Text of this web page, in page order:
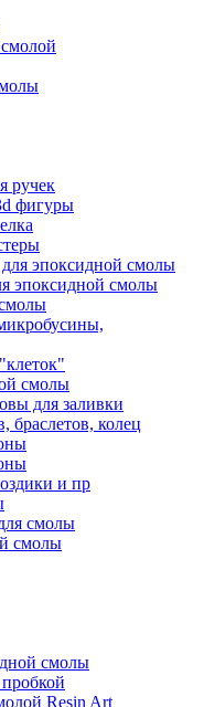
ручек
фигуры
эпоксидной смолы
эпоксидной смолы
смолы
для заливки
браслетов, колец
и пр
смолы
смолы
смолы
Resin Art